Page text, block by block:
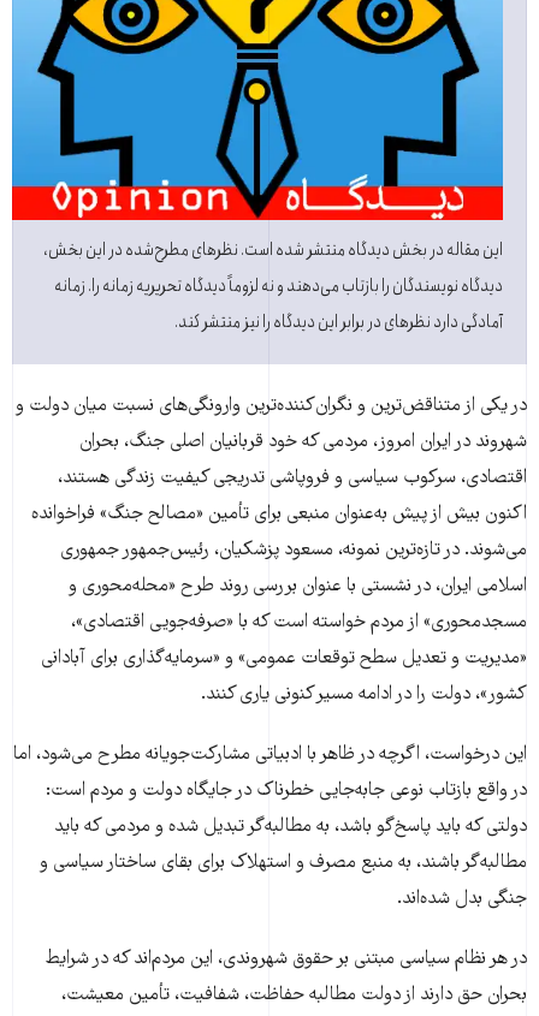
این مقاله در بخش دیدگاه منتشر شده است. نظرهای مطرح‌شده در این بخش،
دیدگاه نویسندگان را بازتاب می‌دهند و نه لزوماً دیدگاه تحریریه زمانه را. زمانه
آمادگی دارد نظرهای در برابر این دیدگاه را نیز منتشر کند.
در یکی از متناقض‌ترین و نگران‌کننده‌ترین وارونگی‌های نسبت میان دولت و
شهروند در ایران امروز، مردمی که خود قربانیان اصلی جنگ، بحران
اقتصادی، سرکوب سیاسی و فروپاشی تدریجی کیفیت زندگی هستند،
اکنون بیش از پیش به‌عنوان منبعی برای تأمین «مصالح جنگ» فراخوانده
می‌شوند. در تازه‌ترین نمونه، مسعود پزشکیان، رئیس‌جمهور جمهوری
اسلامی ایران، در نشستی با عنوان بررسی روند طرح «محله‌محوری و
مسجدمحوری» از مردم خواسته است که با «صرفه‌جویی اقتصادی»،
«مدیریت و تعدیل سطح توقعات عمومی» و «سرمایه‌گذاری برای آبادانی
کشور»، دولت را در ادامه مسیر کنونی یاری کنند.
این درخواست، اگرچه در ظاهر با ادبیاتی مشارکت‌جویانه مطرح می‌شود، اما
در واقع بازتاب نوعی جابه‌جایی خطرناک در جایگاه دولت و مردم است:
دولتی که باید پاسخ‌گو باشد، به مطالبه‌گر تبدیل شده و مردمی که باید
مطالبه‌گر باشند، به منبع مصرف و استهلاک برای بقای ساختار سیاسی و
جنگی بدل شده‌اند.
در هر نظام سیاسی مبتنی بر حقوق شهروندی، این مردم‌اند که در شرایط
بحران حق دارند از دولت مطالبه حفاظت، شفافیت، تأمین معیشت،